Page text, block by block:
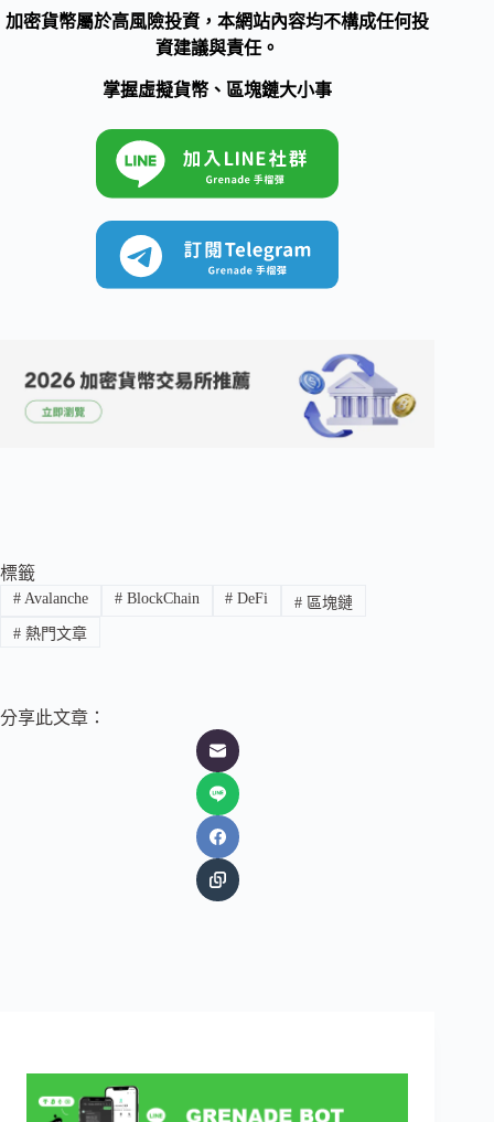
加密貨幣屬於高風險投資，本網站內容均不構成任何投
資建議與責任。
掌握虛擬貨幣、區塊鏈大小事
標籤
#Avalanche #BlockChain # DeFi # 區塊鏈
#熱門文章
分享此文章：